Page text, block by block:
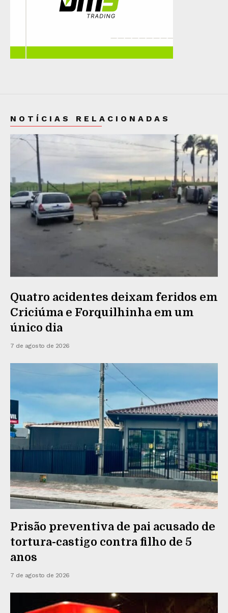
NOTÍCIAS RELACIONADAS
Quatro acidentes deixam feridos em
Criciúma e Forquilhinha em um
único dia
7 de agosto de 2026
Prisão preventiva de pai acusado de
tortura-castigo contra filho de 5
anos
7 de agosto de 2026